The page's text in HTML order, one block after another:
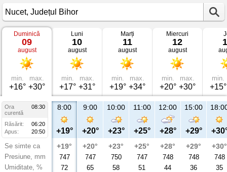
Vremea
Nucet
Județul
Bihor
Duminică
09
august
min.
+16°
max.
+30°
Luni
10
august
min.
+17°
max.
+31°
Marți
11
august
min.
+19°
max.
+34°
Miercuri
12
august
min.
+20°
max.
+30°
min.
+15°
Ora
08:30
curentă
Răsărit:
06:20
Apus:
20:50
Se simte ca
Presiune, mm
Umiditate, %
8:00
+19°
+19°
747
72
9:00
+20°
+20°
747
65
10:00
+23°
+23°
750
58
11:00
+25°
+25°
747
51
12:00
+28°
+28°
748
44
15:00
+29°
+29°
748
36
+30°
748
35